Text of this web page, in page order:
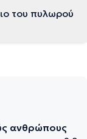
του πυλωρού
ανθρώπους